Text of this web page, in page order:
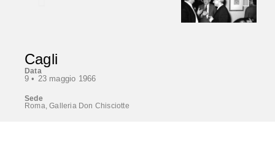
Cagli
Data
9 • 23 maggio 1966
Sede
Roma, Galleria Don Chisciotte